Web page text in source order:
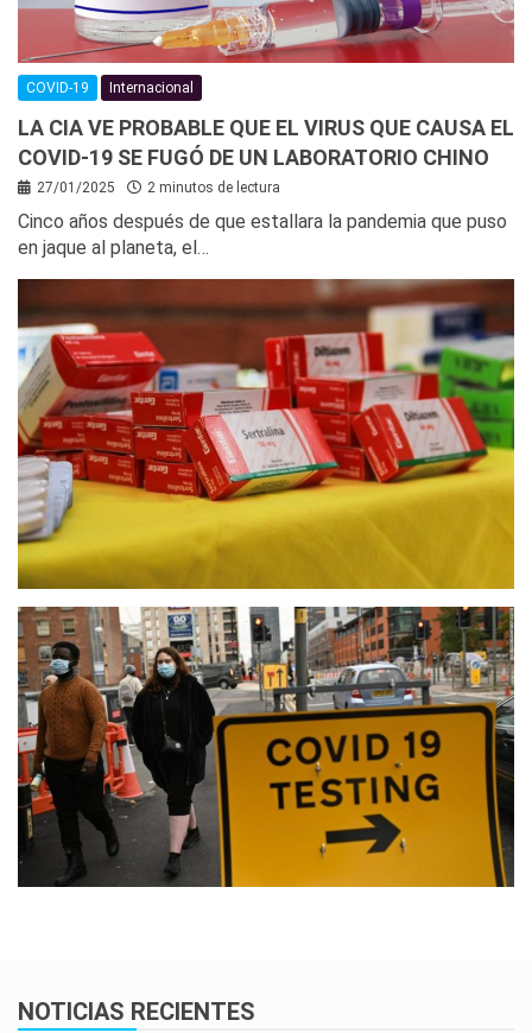
COVID-19 Internacional
LA CIA VE PROBABLE QUE EL VIRUS QUE CAUSA EL
COVID-19 SE FUGÓ DE UN LABORATORIO CHINO
27/01/2025 2 minutos de lectura
Cinco años después de que estallara la pandemia que puso
en jaque al planeta, el…
NOTICIAS RECIENTES